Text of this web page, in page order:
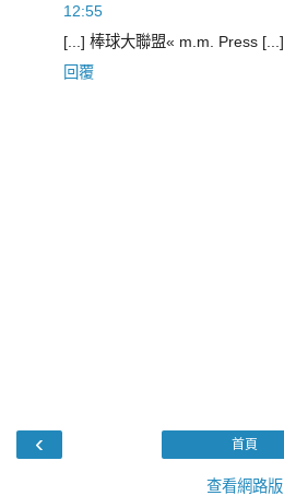
12:55
[...] 棒球大聯盟« m.m. Press [...]
回覆
‹ 首頁
查看網路版